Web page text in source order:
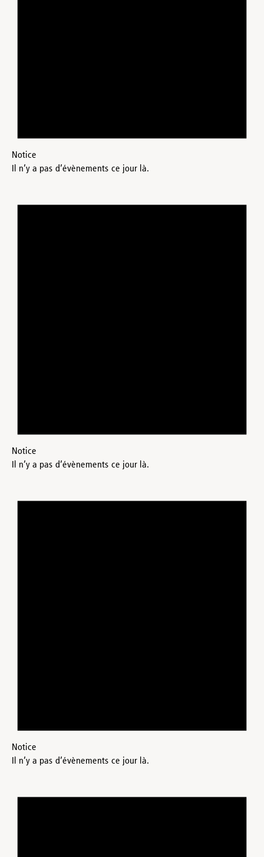
Notice
Il n’y a pas d’évènements ce jour là.
Notice
Il n’y a pas d’évènements ce jour là.
Notice
Il n’y a pas d’évènements ce jour là.